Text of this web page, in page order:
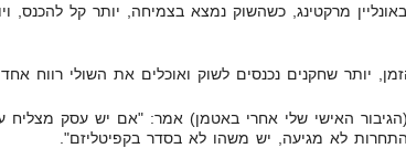
מרקטינג, כשהשוק נמצא בצמיחה, יותר קל להכנס,
יותר שחקנים נכנסים לשוק ואוכלים את השולי רווח אחד
האישי שלי אחרי באטמן) אמר: "אם יש עסק מצליח
לא מגיעה, יש משהו לא בסדר בקפיטליזם".